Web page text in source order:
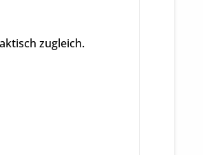
zugleich.